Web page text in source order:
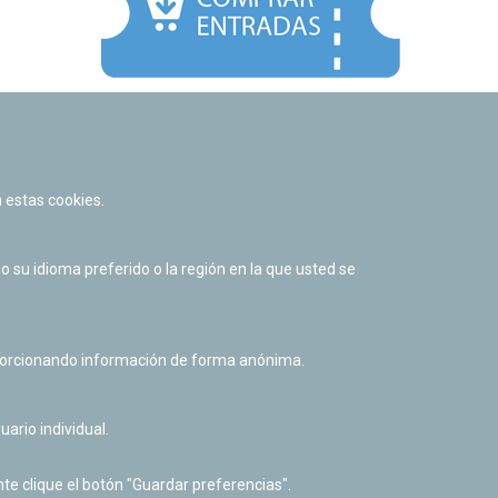
Política de cookies
Derecho de acceso a información pública
cookies.
su idioma preferido o la región en la que usted se
información de forma anónima.
individual.
clique el botón "Guardar preferencias".